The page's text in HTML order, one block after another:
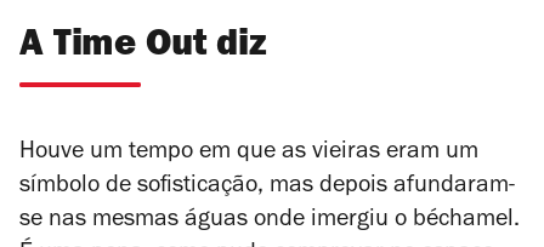
A Time Out diz
Houve um tempo em que as vieiras eram um
símbolo de sofisticação, mas depois afundaram-
se nas mesmas águas onde imergiu o béchamel.